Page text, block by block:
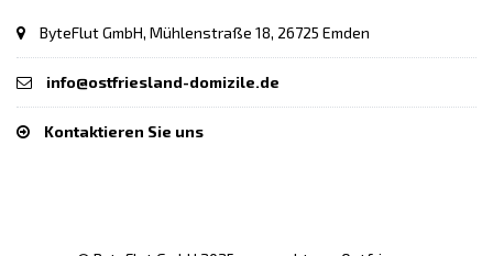
ByteFlut GmbH, Mühlenstraße 18, 26725 Emden
info@ostfriesland-domizile.de
Kontaktieren Sie uns